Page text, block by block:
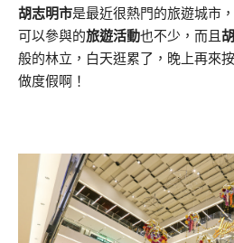
胡志明市是最近很熱門的旅遊城市，
可以參與的旅遊活動也不少，而且
般的林立，白天逛累了，晚上再來
做度假啊！